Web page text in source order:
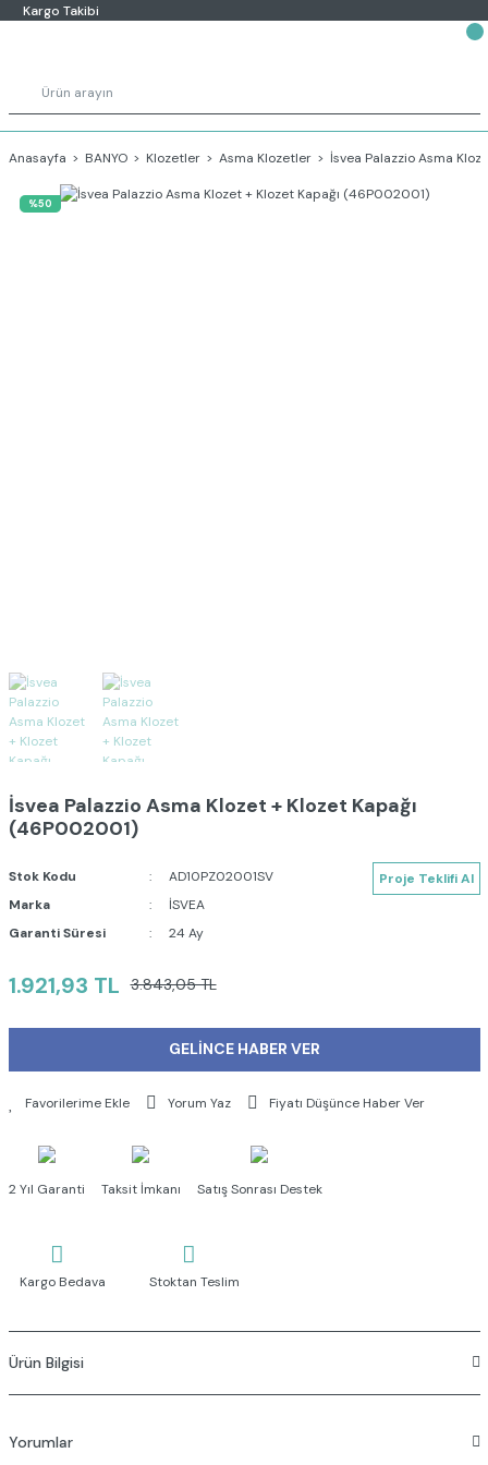
Kargo Takibi
Anasayfa BANYO Klozetler Asma Klozetler İsvea Palazzio Asma
%50
İsvea Palazzio Asma Klozet + Klozet Kapağı
(46P002001)
Stok Kodu
AD10PZ02001SV
Marka
İSVEA
Garanti Süresi
24 Ay
Proje Teklifi Al
1.921,93 TL 3.843,05 TL
GELİNCE HABER VER
Yorum Yaz Fiyatı Düşünce Haber Ver
2 Yıl Garanti Taksit İmkanı Satış Sonrası Destek
Kargo Bedava Stoktan Teslim
Ürün Bilgisi
Palazzio asma klozet
Yorumlar